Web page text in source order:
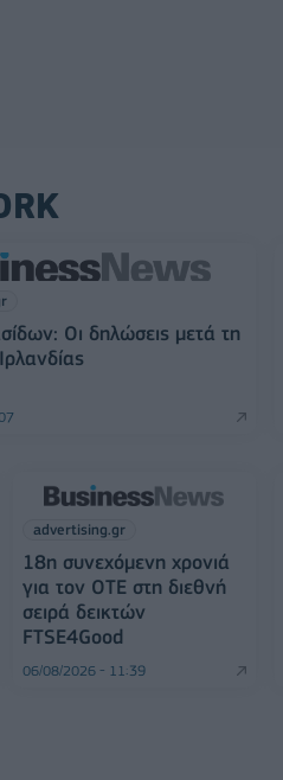
Οι δηλώσεις μετά τη
advertising.gr
18η συνεχόμενη χρονιά
για τον ΟΤΕ στη διεθνή
σειρά δεικτών
FTSE4Good
06/08/2026 - 11:39